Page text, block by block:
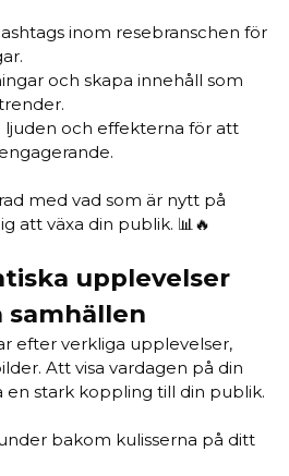
inom resebranschen för
och skapa innehåll som
ljuden och effekterna för att
med vad som är nytt på
att växa din publik. 📊🔥
upplevelser
samhällen
efter verkliga upplevelser,
Att visa vardagen på din
en stark koppling till din publik.
bakom kulisserna på ditt